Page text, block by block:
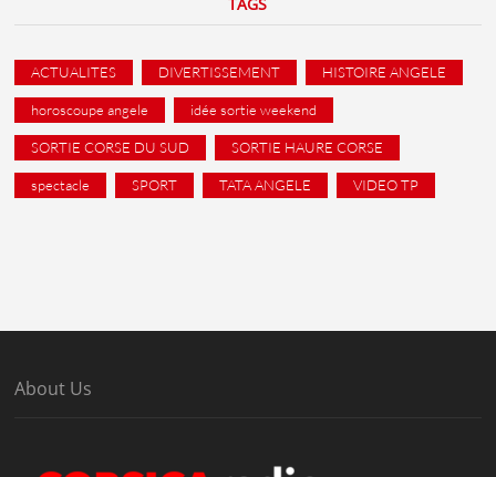
ACTUALITES DIVERTISSEMENT HISTOIRE ANGELE
horoscoupe angele idée sortie weekend
SORTIE CORSE DU SUD SORTIE HAURE CORSE
spectacle SPORT TATA ANGELE VIDEO TP
About Us